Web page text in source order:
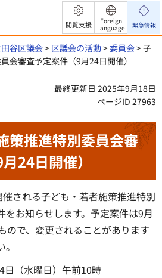
閲覧支援
Foreign
Language
緊急情報
谷区議会> 区議会の活動>委員会> 子
会審査予定案件（9月24日開催）
最終更新日 2025年9月18日
ページID 27963
策推進特別委員会審
24日開催）
される子ども・若者施策推進特別
をお知らせします。予定案件は9月
ので、変更されることがあります
日（水曜日）午前10時